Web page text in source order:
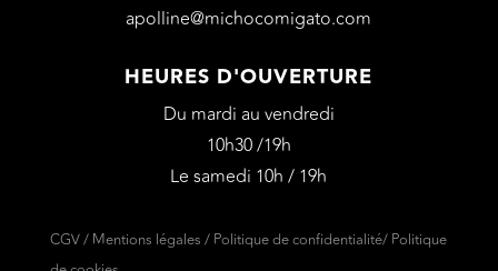
apolline@michocomigato.com
HEURES D'OUVERTURE
Du mardi au vendredi
10h30 /19h
Le samedi 10h / 19h
CGV/ Mentions légales /Politique de confidentialité/ Politique